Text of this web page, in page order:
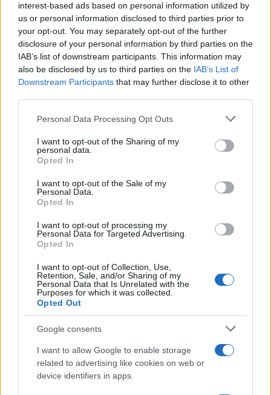
interest-based ads based on personal information utilized by
us or personal information disclosed to third parties prior to
your opt-out. You may separately opt-out of the further
disclosure of your personal information by third parties on the
IAB’s list of downstream participants. This information may
also be disclosed by us to third parties on the IAB’s List of
Downstream Participants that may further disclose it to other
Please note that this website/app uses one or more Google
not limited to your visit or usage behaviour. You may click to
grant or deny consent to Google and its third-party tags to
use your data for below specified purposes in below Google
consent section.
Personal Data Processing Opt Outs
I want to opt-out of the Sharing of my
personal data.
Opted In
I want to opt-out of the Sale of my
Personal Data.
Opted In
I want to opt-out of processing my
Personal Data for Targeted Advertising.
Opted In
I want to opt-out of Collection, Use,
Retention, Sale, and/or Sharing of my
Personal Data that Is Unrelated with the
Purposes for which it was collected.
Opted Out
Google consents
I want to allow Google to enable storage
related to advertising like cookies on web or
device identifiers in apps.
Continua a leggere
NEWS